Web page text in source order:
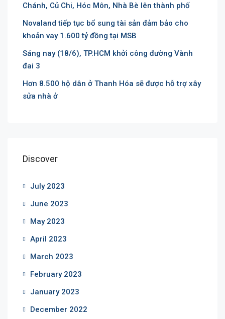
Chánh, Củ Chi, Hóc Môn, Nhà Bè lên thành phố
Novaland tiếp tục bổ sung tài sản đảm bảo cho
khoản vay 1.600 tỷ đồng tại MSB
Sáng nay (18/6), TP.HCM khởi công đường Vành
đai 3
Hơn 8.500 hộ dân ở Thanh Hóa sẽ được hỗ trợ xây
sửa nhà ở
Discover
July 2023
June 2023
May 2023
April 2023
March 2023
February 2023
January 2023
December 2022